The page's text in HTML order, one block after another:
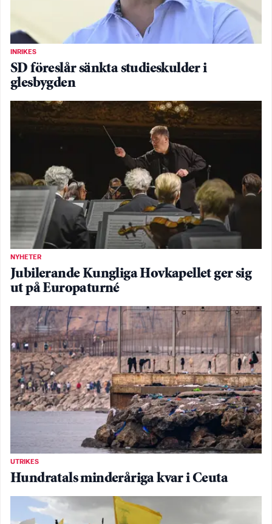
INRIKES
SD föreslår sänkta studieskulder i
glesbygden
NYHETER
Jubilerande Kungliga Hovkapellet ger sig
ut på Europaturné
UTRIKES
Hundratals minderåriga kvar i Ceuta